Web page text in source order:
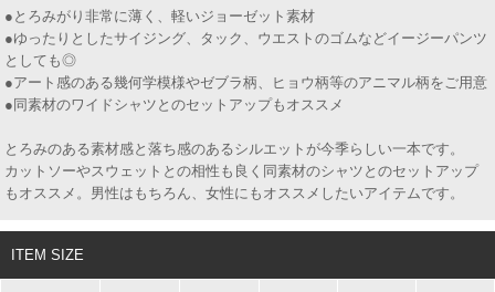
●とろみがり非常に薄く、軽いジョーゼット素材
●ゆったりとしたサイジング、タック、ウエストのゴムなどイージーパンツ
としても◎
●アート感のある幾何学模様やゼブラ柄、ヒョウ柄等のアニマル柄をご用意
●同素材のワイドシャツとのセットアップもオススメ
とろみのある素材感と落ち感のあるシルエットが今季らしい一本です。
カットソーやスウェットとの相性も良く同素材のシャツとのセットアップ
もオススメ。男性はもちろん、女性にもオススメしたいアイテムです。
ITEM SIZE